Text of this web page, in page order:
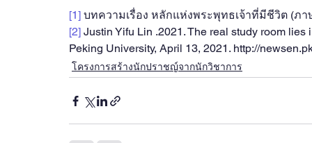
[1] บทความเรื่อง หลักแห่งพระพุทธเจ้าที่มีชีวิต (ภา
[2] Justin Yifu Lin .2021. The real study room
Peking University, April 13, 2021. http://
โครงการสร้างนักปราชญ์จากนักวิชาการ